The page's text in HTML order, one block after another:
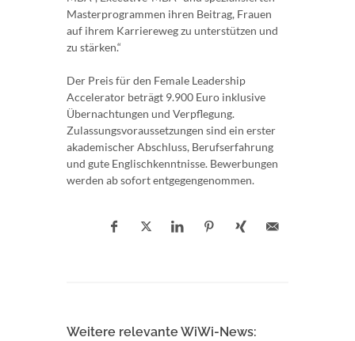
Masterprogrammen ihren Beitrag, Frauen
auf ihrem Karriereweg zu unterstützen und
zu stärken.“
Der Preis für den Female Leadership
Accelerator beträgt 9.900 Euro inklusive
Übernachtungen und Verpflegung.
Zulassungsvoraussetzungen sind ein erster
akademischer Abschluss, Berufserfahrung
und gute Englischkenntnisse. Bewerbungen
werden ab sofort entgegengenommen.
Weitere relevante WiWi-News: